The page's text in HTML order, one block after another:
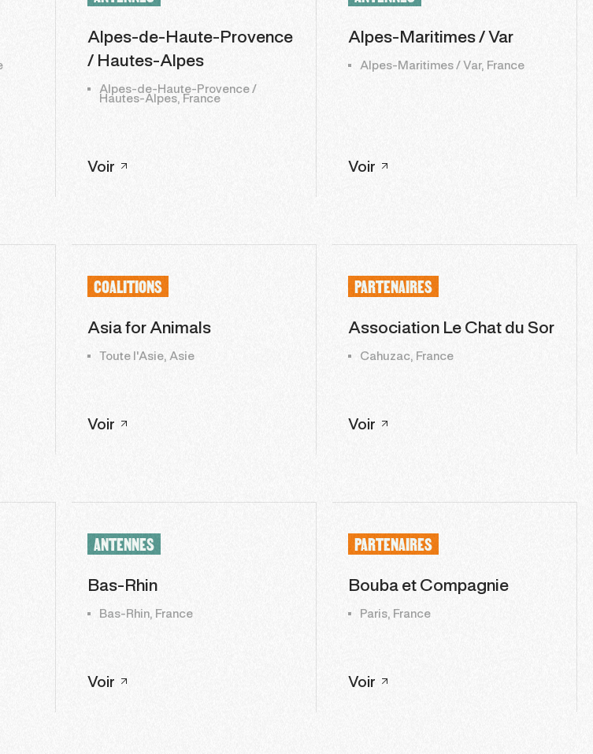
Alpes-de-Haute-Provence
/ Hautes-Alpes
Alpes-de-Haute-Provence /
Hautes-Alpes, France
Voir
Alpes-Maritimes / Var
Alpes-Maritimes / Var, France
Voir
COALITIONS
Asia for Animals
Toute l'Asie, Asie
Voir
PARTENAIRES
Association Le Chat du Sor
Cahuzac, France
Voir
ANTENNES
Bas-Rhin
Bas-Rhin, France
Voir
PARTENAIRES
Bouba et Compagnie
Paris, France
Voir